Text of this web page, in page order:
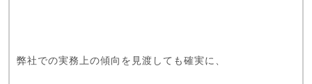
弊社での実務上の傾向を見渡しても確実に、